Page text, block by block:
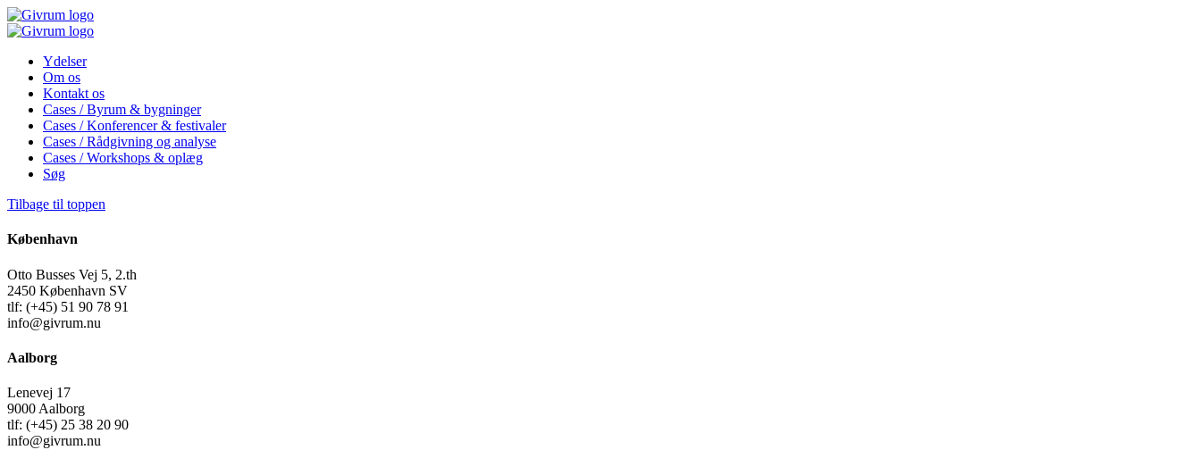
Ydelser
Om os
Kontakt os
Cases / Byrum & bygninger
Cases / Konferencer & festivaler
Cases / Rådgivning og analyse
Cases / Workshops & oplæg
Søg
Tilbage til toppen
København
Otto Busses Vej 5, 2.th
2450 København SV
tlf: (+45) 51 90 78 91
info@givrum.nu
Aalborg
Lenevej 17
9000 Aalborg
tlf: (+45) 25 38 20 90
info@givrum.nu